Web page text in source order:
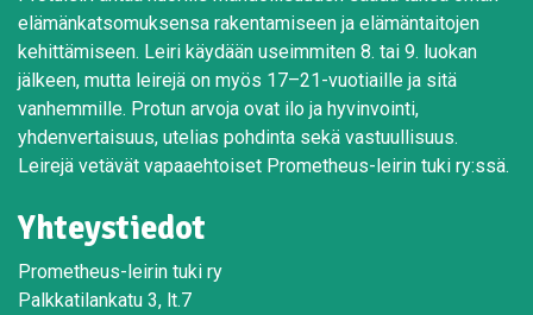
elämänkatsomuksensa rakentamiseen ja elämäntaitojen
kehittämiseen. Leiri käydään useimmiten 8. tai 9. luokan
jälkeen, mutta leirejä on myös 17–21-vuotiaille ja sitä
vanhemmille. Protun arvoja ovat ilo ja hyvinvointi,
yhdenvertaisuus, utelias pohdinta sekä vastuullisuus.
Leirejä vetävät vapaaehtoiset Prometheus-leirin tuki ry:ssä.
Yhteystiedot
Prometheus-leirin tuki ry
Palkkatilankatu 3, lt.7